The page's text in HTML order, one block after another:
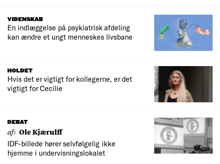
VIDENSKAB
En indlæggelse på psykiatrisk afdeling
kan ændre et ungt menneskes livsbane
HOLDET
Hvis det er vigtigt for kollegerne, er det
vigtigt for Cecilie
DEBAT
af: Ole Kjærulff
IDF-billede hører selvfølgelig ikke
hjemme i undervisningslokalet